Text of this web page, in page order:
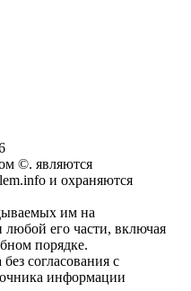
©. являются
и охраняются
им на
любой его части, включая
порядке.
согласования с
информации